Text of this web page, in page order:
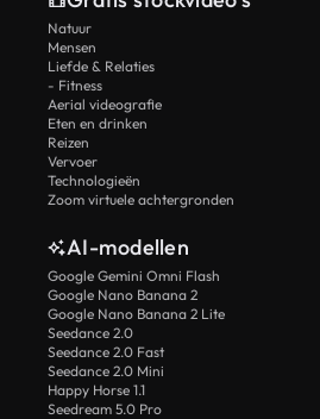
Natuur
Mensen
Liefde & Relaties
- Fitness
Aerial videografie
Eten en drinken
Reizen
Vervoer
Technologieën
Zoom virtuele achtergronden
AI-modellen
Google Gemini Omni Flash
Google Nano Banana 2
Google Nano Banana 2 Lite
Seedance 2.0
Seedance 2.0 Fast
Seedance 2.0 Mini
Happy Horse 1.1
Seedream 5.0 Pro